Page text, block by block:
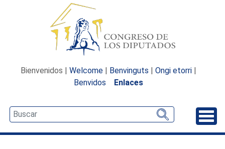
Bienvenidos | Welcome | Benvinguts | Ongi etorri |
Benvidos
Enlaces